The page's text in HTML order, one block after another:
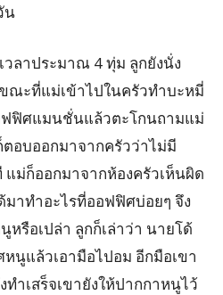
น
วลาประมาณ 4 ทุ่ม ลูกยังนั่ง
ะที่แม่เข้าไปในครัวทำบะหมี่
ฟิศแมนชั่นแล้วตะโกนถามแม่
อบออกมาจากครัวว่าไม่มี
ม่ก็ออกมาจากห้องครัวเห็นผิด
มาทำอะไรที่ออฟฟิศบ่อยๆ จึง
หรือเปล่า ลูกก็เล่าว่า นายโด้
หนูแล้วเอามือไปอม อีกมือเขา
ทำเสร็จเขายังให้ปากกาหนูไว้